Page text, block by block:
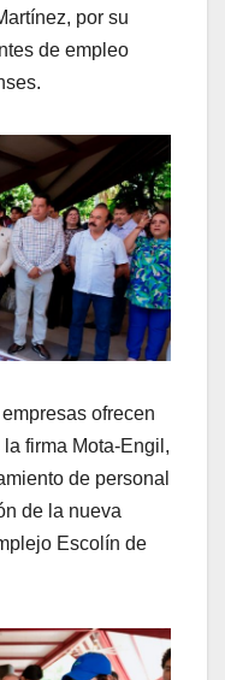
por su
de empleo
ofrecen
firma Mota-Engil,
de personal
de la nueva
Escolín de